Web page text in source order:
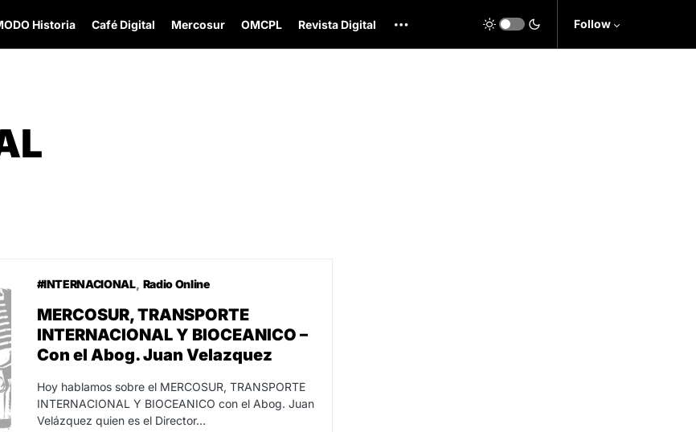
Historia Café Digital Mercosur OMCPL Revista Digital Follow
#INTERNACIONAL Radio Online
MERCOSUR, TRANSPORTE
INTERNACIONAL Y BIOCEANICO –
Con el Abog. Juan Velazquez
Hoy hablamos sobre el MERCOSUR, TRANSPORTE
INTERNACIONAL Y BIOCEANICO con el Abog. Juan
Velázquez quien es el Director…